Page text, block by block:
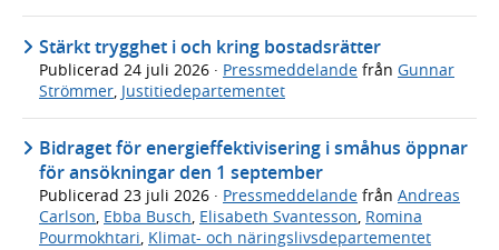
Stärkt trygghet i och kring bostadsrätter
Publicerad 24 juli 2026 · Pressmeddelande från Gunnar
Strömmer Justitiedepartementet
Bidraget för energieffektivisering i småhus öppnar
för ansökningar den 1 september
Publicerad 23 juli 2026 · Pressmeddelande från Andreas
Carlson, Ebba Busch, Elisabeth Svantesson, Romina
Pourmokhtari, Klimat- och näringslivsdepartementet